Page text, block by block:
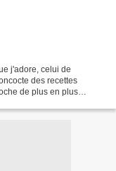
j'adore, celui de
des recettes
de plus en plus